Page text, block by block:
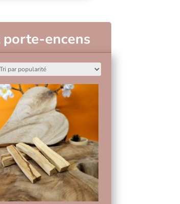
porte-encens